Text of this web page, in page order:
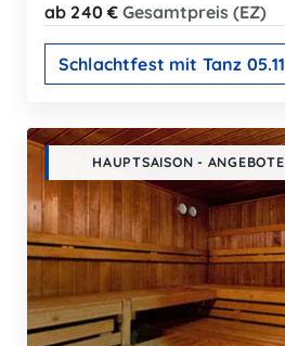
ab 240 € Gesamtpreis (EZ)
HAUPTSAISON - ANGEBOTE